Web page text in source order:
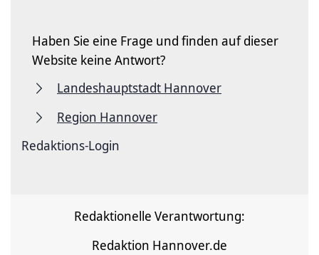
Haben Sie eine Frage und finden auf dieser
Website keine Antwort?
Landeshauptstadt Hannover
Region Hannover
Redaktions-Login
Redaktionelle Verantwortung:
Redaktion Hannover.de